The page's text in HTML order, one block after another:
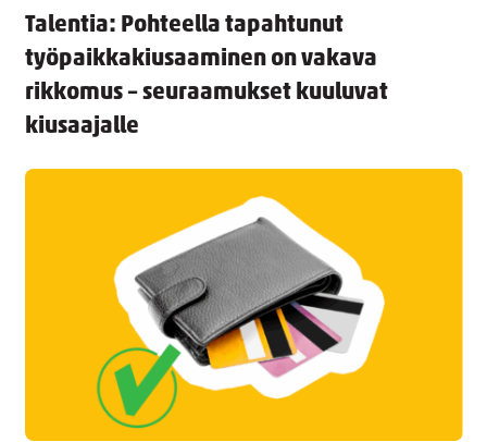
Talentia: Pohteella tapahtunut
työpaikkakiusaaminen on vakava
rikkomus – seuraamukset kuuluvat
kiusaajalle